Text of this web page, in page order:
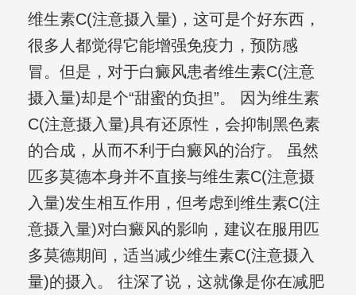
维生素C(注意摄入量)，这可是个好东西，
很多人都觉得它能增强免疫力，预防感
冒。但是，对于白癜风患者维生素C(注意
摄入量)却是个“甜蜜的负担”。 因为维生素
C(注意摄入量)具有还原性，会抑制黑色素
的合成，从而不利于白癜风的治疗。 虽然
匹多莫德本身并不直接与维生素C(注意摄
入量)发生相互作用，但考虑到维生素C(注
意摄入量)对白癜风的影响，建议在服用匹
多莫德期间，适当减少维生素C(注意摄入
量)的摄入。 往深了说，这就像是你在减肥